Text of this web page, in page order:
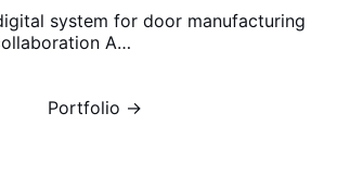
system for door manufacturing
A…
Portfolio →